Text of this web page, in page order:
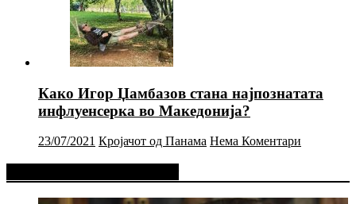
Како Игор Џамбазов стана најпознатата
инфлуенсерка во Македонија?
23/07/2021 Кројачот од Панама Нема Коментари